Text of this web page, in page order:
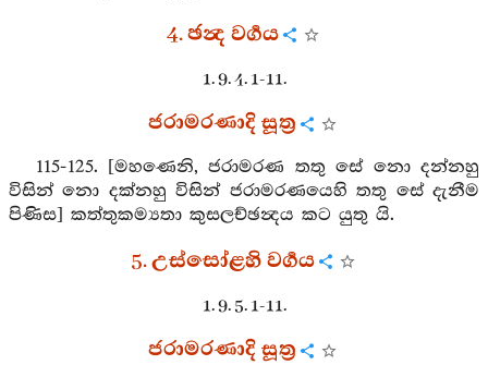
4. ඡන්‍ද වර්‍ගය
1. 9. 4. 1-11.
ජරාමරණාදි සූත්‍ර
115-125. [මහණෙනි, ජරාමරණ තතු සේ නො දන්නහු
විසින් නො දක්නහු විසින් ජරාමරණයෙහි තතු සේ දැනීම
පිණිස] කත්තුකම්‍යතා කුසලච්ඡන්‍දය කට යුතු යි.
5. උස්සෝළහි වර්‍ගය
1. 9. 5. 1-11.
ජරාමරණාදි සූත්‍ර